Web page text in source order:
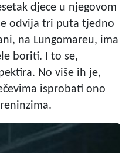
djece u njegovom
odvija tri puta tjedno
na Lungomareu, ima
boriti. I to se,
No više ih je,
isprobati ono